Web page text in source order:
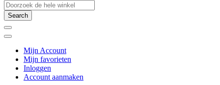
Search
Mijn Account
Mijn favorieten
Inloggen
Account aanmaken